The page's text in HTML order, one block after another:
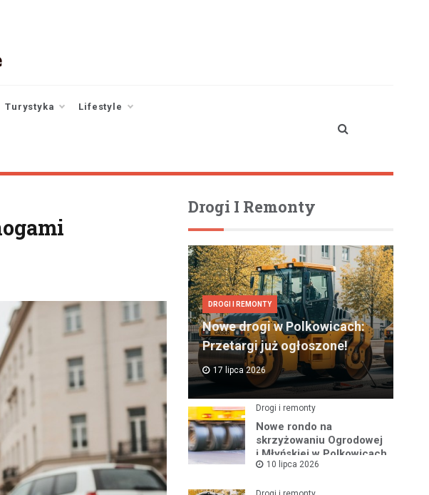
Turystyka Lifestyle
Drogi I Remonty
DROGI I REMONTY
Nowe drogi w Polkowicach:
Przetargi już ogłoszone!
17 lipca 2026
Drogi i remonty
Nowe rondo na
skrzyżowaniu Ogrodowej
i Młyńskiej w Polkowicach
10 lipca 2026